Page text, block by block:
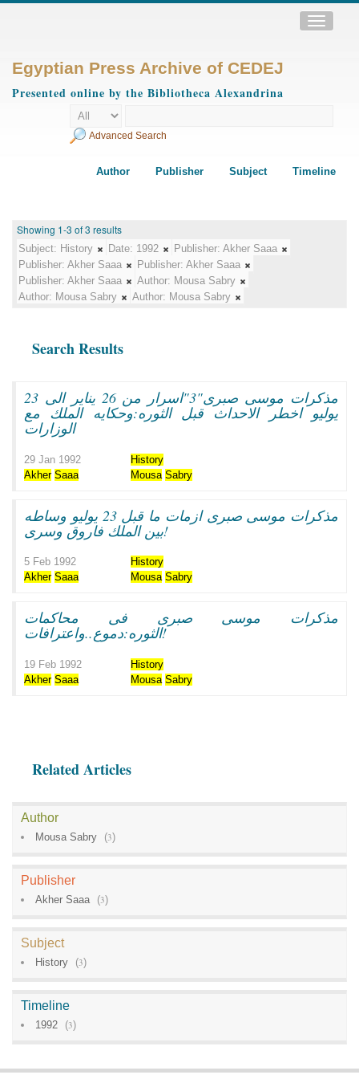
Toggle
Egyptian Press Archive of CEDEJ
Presented online by the Bibliotheca Alexandrina
Advanced Search
Author Publisher Subject Timeline
Showing 1-3 of 3 results
Subject: History Date: 1992 Publisher: Akher Saaa
Publisher: Akher Saaa Publisher: Akher Saaa
Publisher: Akher Saaa Author: Mousa Sabry
Author: Mousa Sabry Author: Mousa Sabry
Search Results
مذكرات موسى صبرى"3"اسرار من 26 يناير الى 23
يوليو اخطر الاحداث قبل الثوره:وحكايه الملك مع
الوزارات
29 Jan 1992
History
Akher Saaa Mousa Sabry
مذكرات موسى صبرى ازمات ما قبل 23 يوليو وساطه
بين الملك فاروق وسرى!
5 Feb 1992
History
Akher Saaa Mousa Sabry
مذكرات موسى صبرى فى محاكمات
الثوره:دموع..واعترافات!
19 Feb 1992
History
Akher Saaa Mousa Sabry
Related Articles
Author
Mousa Sabry (3)
Publisher
Akher Saaa (3)
Subject
History (3)
Timeline
1992 (3)